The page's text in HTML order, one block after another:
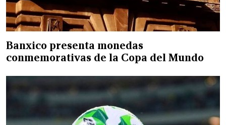
Banxico presenta monedas
conmemorativas de la Copa del Mundo